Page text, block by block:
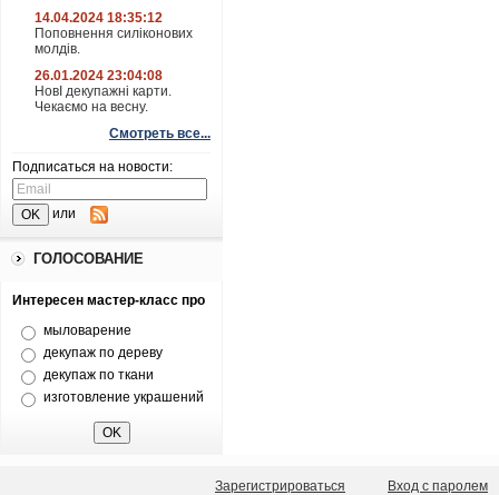
14.04.2024 18:35:12
Поповнення силіконових
молдів.
26.01.2024 23:04:08
НовІ декупажні карти.
Чекаємо на весну.
Смотреть все...
Подписаться на новости:
или
ГОЛОСОВАНИЕ
Интересен мастер-класс про
мыловарение
декупаж по дереву
декупаж по ткани
изготовление украшений
Зарегистрироваться Вход с паролем